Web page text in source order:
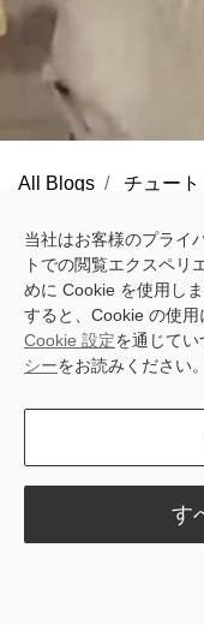
All Blogs チュー
Managing a pasture
cattle properly,
with various problems
solution that can do all
efficiently?
,
navigation feed
management with its
What is
当社はお客様のプライ
トでの閲覧エクスペリ
めに Cookie を使用し
すると、Cookie の使用
Cookie 設定を通じてい
シーをお読みください。
す